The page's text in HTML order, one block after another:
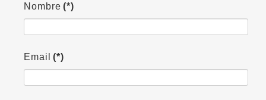
Nombre (*)
Email (*)